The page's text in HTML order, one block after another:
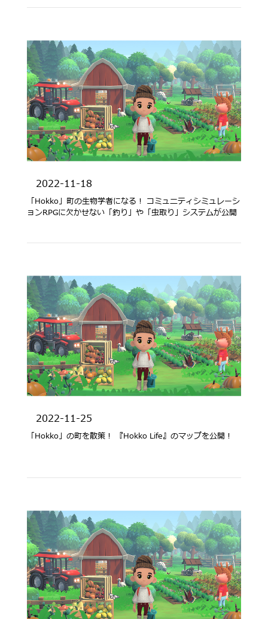
2022-11-18
「Hokko」町の生物学者になる！ コミュニティシミュレーシ
ョンRPGに欠かせない「釣り」や「虫取り」システムが公開
2022-11-25
「Hokko」の町を散策！ 『Hokko Life』のマップを公開！